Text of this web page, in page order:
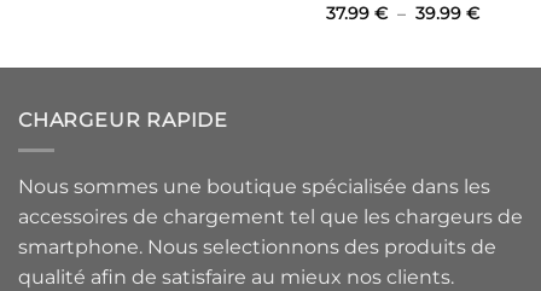
Note 5sur
37.99 € – 39.99 €Plage
CHARGEUR RAPIDE
Nous sommes une boutique spécialisée dans les
accessoires de chargement tel que les chargeurs de
smartphone. Nous selectionnons des produits de
qualité afin de satisfaire au mieux nos clients.